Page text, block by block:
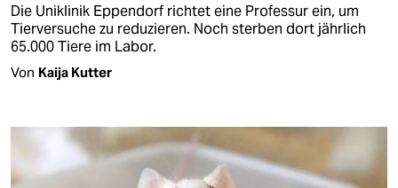
Die Uniklinik Eppendorf richtet eine Professur ein, um
Tierversuche zu reduzieren. Noch sterben dort jährlich
65.000 Tiere im Labor.
Von Kaija Kutter